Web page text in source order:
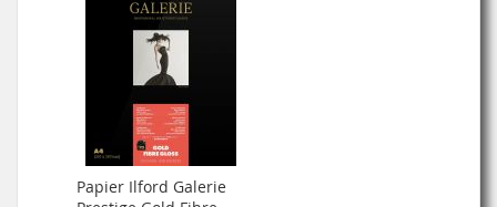
Papier Ilford Galerie